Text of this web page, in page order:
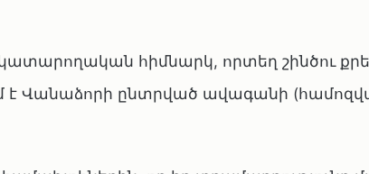
հիմնարկ, որտեղ շինծու
է Վանաձորի ընտրված ավագանի